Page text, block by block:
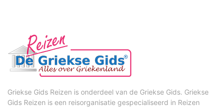
Griekse Gids Reizen is onderdeel van de Griekse Gids. Griekse
Gids Reizen is een reisorganisatie gespecialiseerd in Reizen